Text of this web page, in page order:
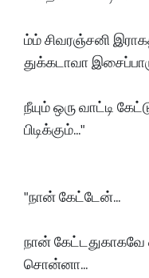
ம்ம் சிவரஞ்சனி
துக்கடாவா
நீயும் ஒரு வாட்டி
பிடிக்கும்..."
"நான் கேட்டேன்...
நான்
சொன்னா...